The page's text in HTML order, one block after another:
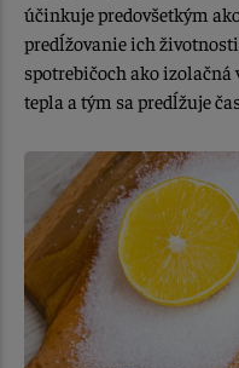
účinkuje predovšetkým
predĺžovanie ich
spotrebičoch ako izolačná
tepla a tým sa predĺžuje